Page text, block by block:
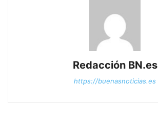
Redacción BN.es
https://buenasnoticias.es